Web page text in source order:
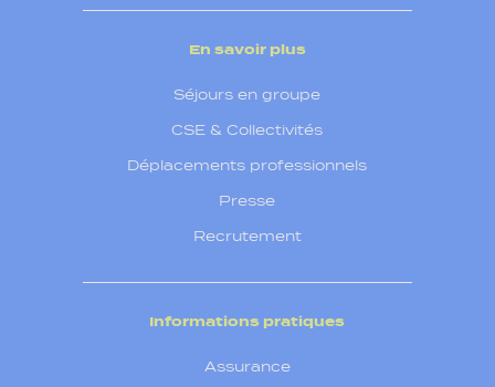
En savoir plus
Séjours en groupe
CSE & Collectivités
Déplacements professionnels
Presse
Recrutement
Informations pratiques
Assurance